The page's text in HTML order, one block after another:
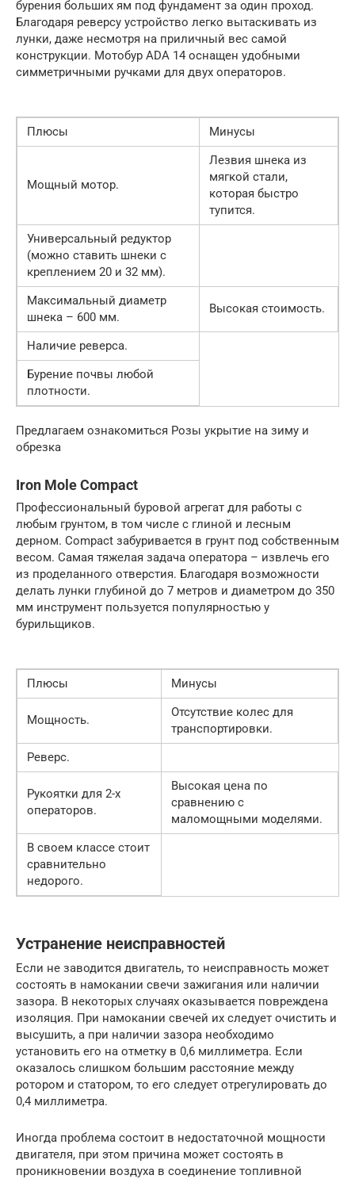
бурения больших ям под фундамент за один проход.
Благодаря реверсу устройство легко вытаскивать из
лунки, даже несмотря на приличный вес самой
конструкции. Мотобур ADA 14 оснащен удобными
симметричными ручками для двух операторов.
Плюсы Минусы
Мощный мотор.
Лезвия шнека из
мягкой стали,
которая быстро
тупится.
Универсальный редуктор
(можно ставить шнеки с
креплением 20 и 32 мм).
Максимальный диаметр
шнека – 600 мм.
Высокая стоимость.
Наличие реверса.
Бурение почвы любой
плотности.
Предлагаем ознакомиться Розы укрытие на зиму и
обрезка
Iron Mole Compact
Профессиональный буровой агрегат для работы с
любым грунтом, в том числе с глиной и лесным
дерном. Compact забуривается в грунт под собственным
весом. Самая тяжелая задача оператора – извлечь его
из проделанного отверстия. Благодаря возможности
делать лунки глубиной до 7 метров и диаметром до 350
мм инструмент пользуется популярностью у
бурильщиков.
Плюсы Минусы
Мощность.
Отсутствие колес для
транспортировки.
Реверс.
Рукоятки для 2-х
операторов.
Высокая цена по
сравнению с
маломощными моделями.
В своем классе стоит
сравнительно
недорого.
Устранение неисправностей
Если не заводится двигатель, то неисправность может
состоять в намокании свечи зажигания или наличии
зазора. В некоторых случаях оказывается повреждена
изоляция. При намокании свечей их следует очистить и
высушить, а при наличии зазора необходимо
установить его на отметку в 0,6 миллиметра. Если
оказалось слишком большим расстояние между
ротором и статором, то его следует отрегулировать до
0,4 миллиметра.
Иногда проблема состоит в недостаточной мощности
двигателя, при этом причина может состоять в
проникновении воздуха в соединение топливной